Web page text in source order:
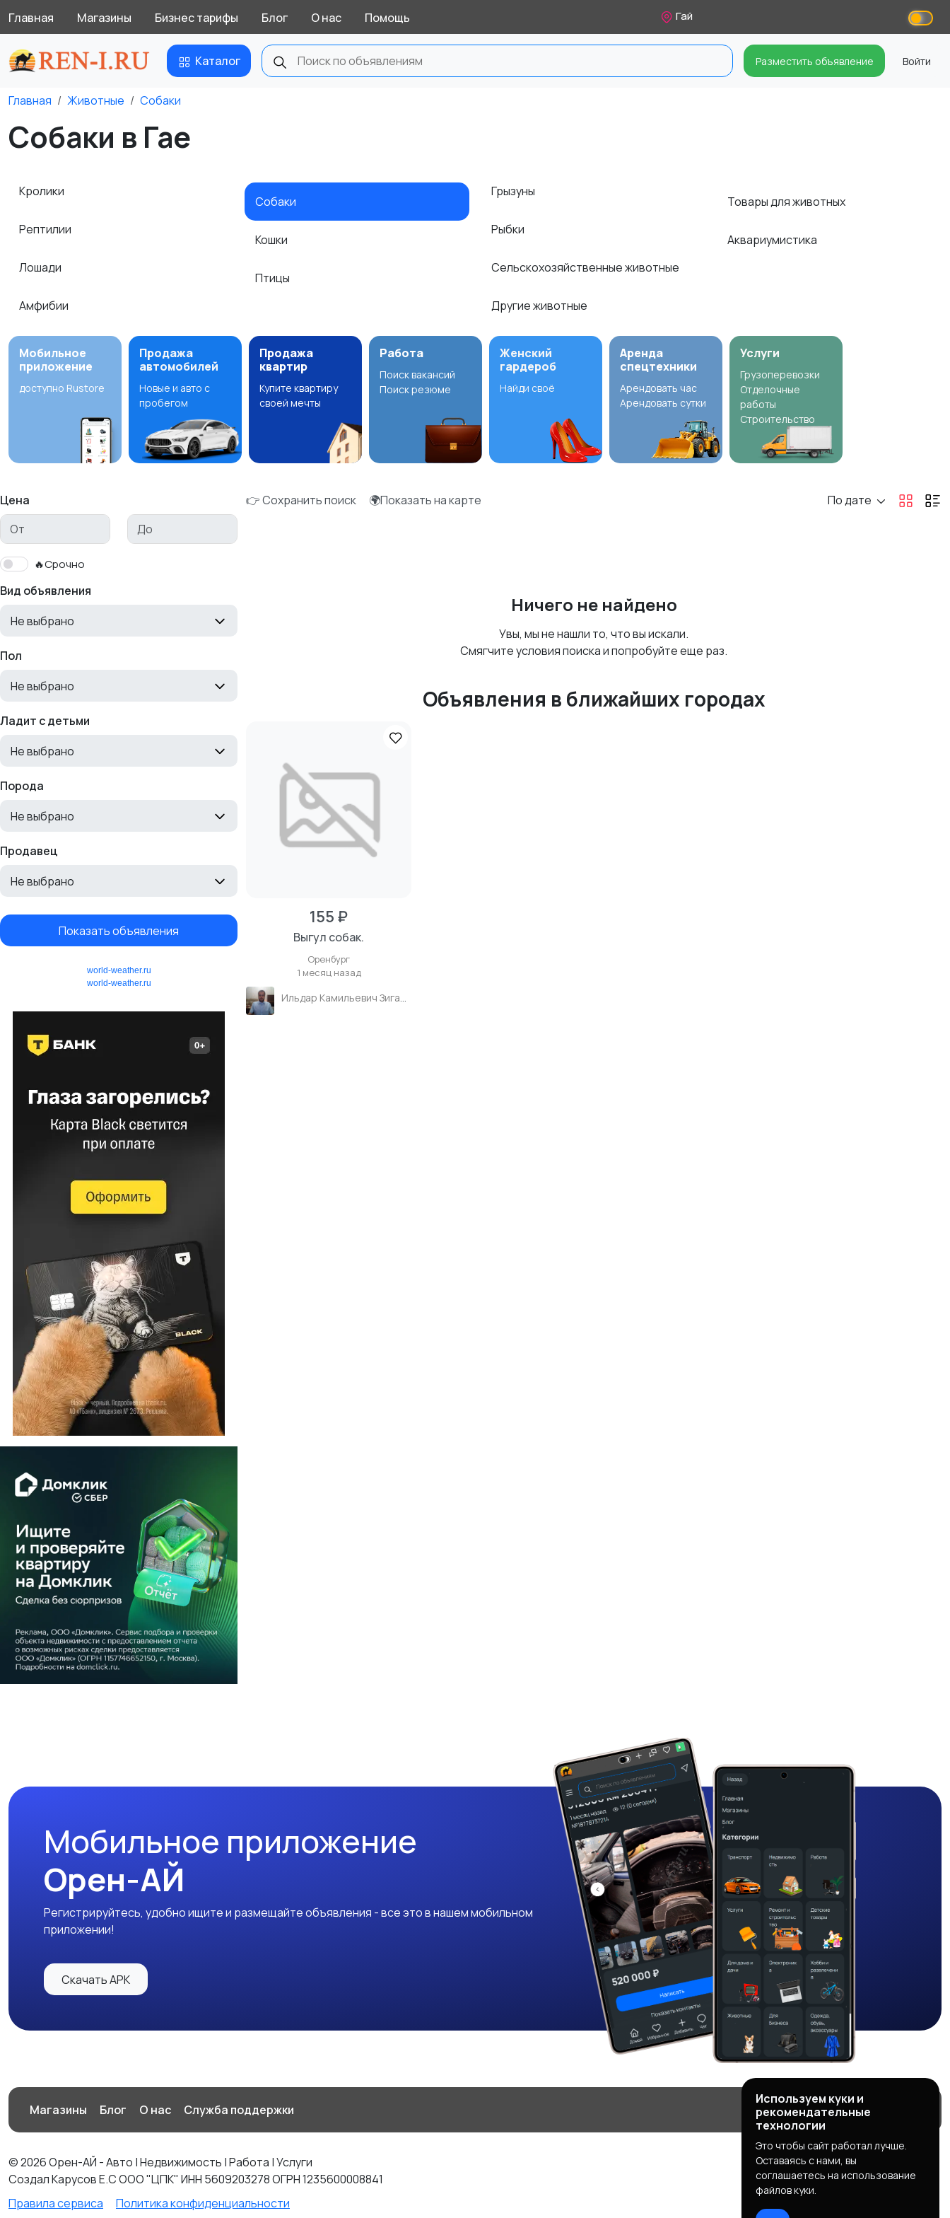
Главная Магазины Бизнес тарифы Блог О нас Помощь Гай
Каталог Разместить объявление Войти
Главная Животные Собаки
Собаки в Гае
Кролики
Рептилии
Лошади
Амфибии
Собаки
Кошки
Птицы
Грызуны
Рыбки
Сельскохозяйственные животные
Другие животные
Товары для животных
Аквариумистика
Мобильное
приложение
доступно Rustore
Продажа
автомобилей
Новые и авто с
пробегом
Продажа
квартир
Купите квартиру
своей мечты
Работа
Поиск вакансий
Поиск резюме
Женский
гардероб
Найди своё
Аренда
спецтехники
Арендовать час
Арендовать сутки
Услуги
Грузоперевозки
Отделочные
работы
Строительство
Цена
🔥Срочно
Вид объявления
Не выбрано
Пол
Не выбрано
Ладит с детьми
Не выбрано
Порода
Не выбрано
Продавец
Не выбрано
Показать объявления
world-weather.ru
world-weather.ru
👉 Сохранить поиск 🌍Показать на карте По дате
Ничего не найдено
Увы, мы не нашли то, что вы искали.
Смягчите условия поиска и попробуйте еще раз.
Объявления в ближайших городах
155 ₽
Выгул собак.
Оренбург
1 месяц назад
Мобильное приложение
Орен-АЙ
Регистрируйтесь, удобно ищите и размещайте объявления - все это в нашем мобильном
приложении!
Скачать APK
Магазины Блог О нас Служба поддержки
© 2026 Орен-АЙ - Авто | Недвижимость | Работа | Услуги
Создал Карусов Е.С ООО "ЦПК" ИНН 5609203278 ОГРН 1235600008841
Правила сервиса
Политика конфиденциальности
Используем куки и
рекомендательные
технологии
Это чтобы сайт работал лучше.
Оставаясь с нами, вы
соглашаетесь на использование
файлов куки.